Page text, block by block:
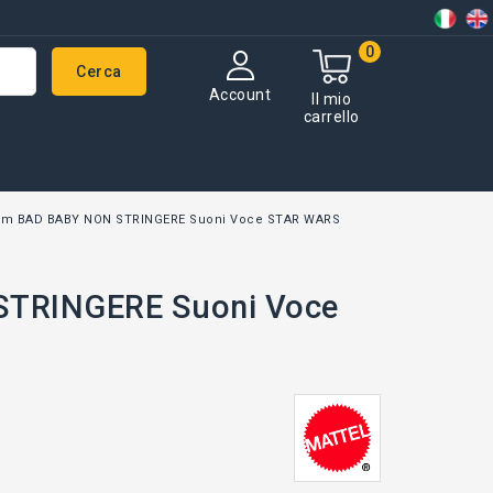
Il mio
carrello
0
Account
Cerca
BAD BABY NON STRINGERE Suoni Voce STAR WARS
Suoni Voce